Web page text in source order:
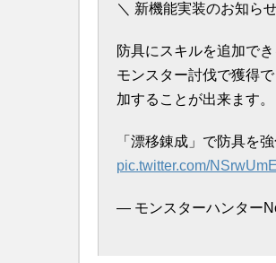
＼ 新機能実装のお知ら
防具にスキルを追加で
モンスター討伐で獲得
加することが出来ます。
「漂移錬成」で防具を
pic.twitter.com/
— モンスターハンター